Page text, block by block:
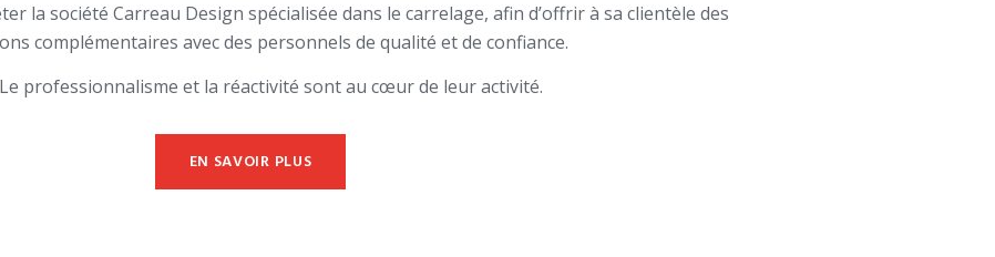
la société Carreau Design spécialisée dans le carrelage, afin d’offrir à sa clientèle des
complémentaires avec des personnels de qualité et de confiance.
et la réactivité sont au cœur de leur activité.
EN SAVOIR PLUS